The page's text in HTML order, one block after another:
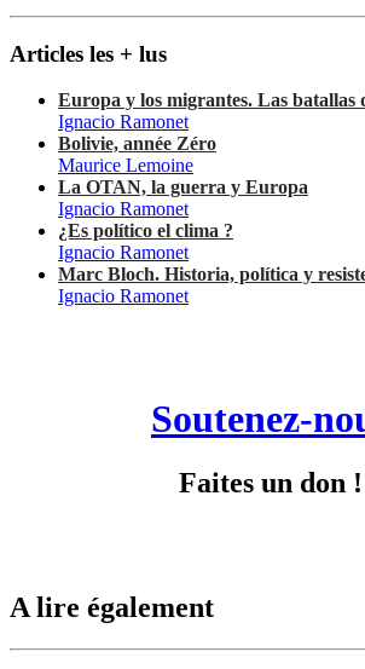
Articles les + lus
Europa y los migrantes. Las batallas
Ignacio Ramonet
Bolivie, année Zéro
Maurice Lemoine
La OTAN, la guerra y Europa
Ignacio Ramonet
¿Es político el clima ?
Ignacio Ramonet
Marc Bloch. Historia, política y
Ignacio Ramonet
Soutenez-
Faites un don !
A lire également